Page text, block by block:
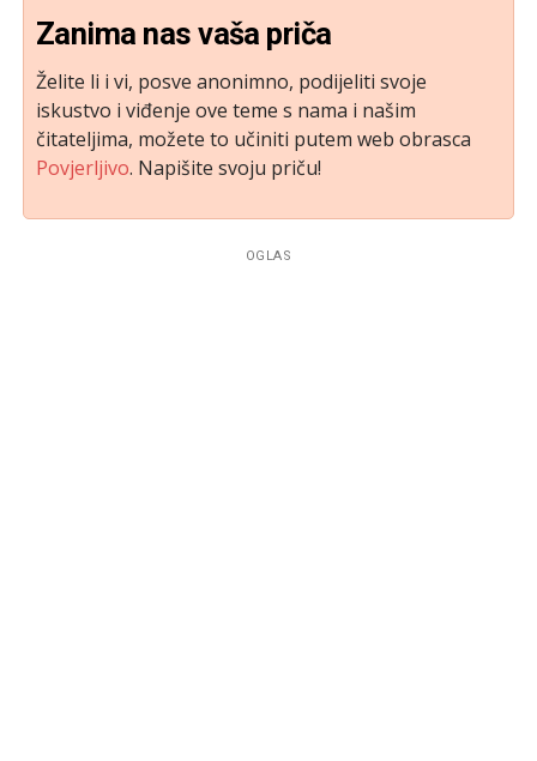
Zanima nas vaša priča
Želite li i vi, posve anonimno, podijeliti svoje
iskustvo i viđenje ove teme s nama i našim
čitateljima, možete to učiniti putem web obrasca
Povjerljivo. Napišite svoju priču!
OGLAS